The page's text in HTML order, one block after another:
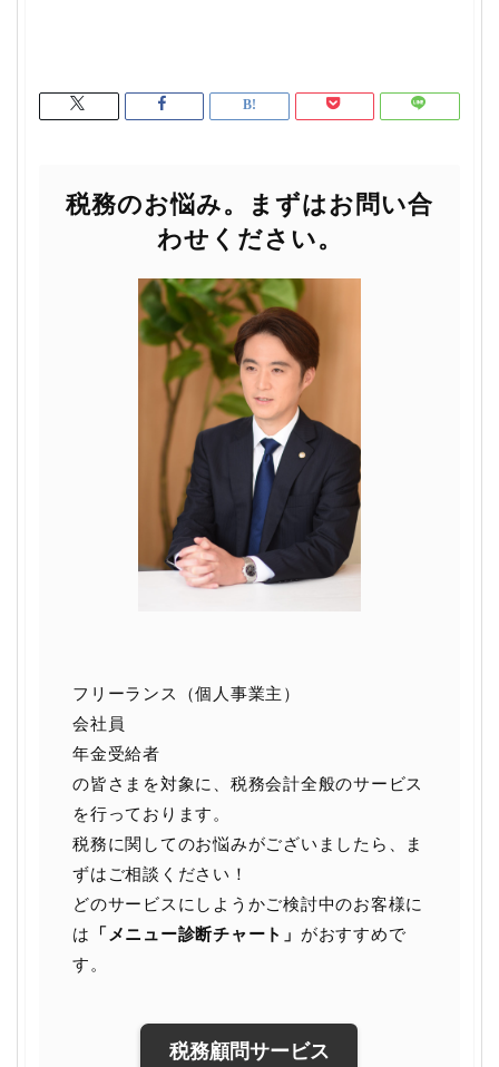
税務のお悩み。まずはお問い合
わせください。
フリーランス（個人事業主）
会社員
年金受給者
の皆さまを対象に、税務会計全般のサービス
を行っております。
税務に関してのお悩みがございましたら、ま
ずはご相談ください！
どのサービスにしようかご検討中のお客様に
は
「メニュー診断チャート」 がおすすめで
す。
税務顧問サービス